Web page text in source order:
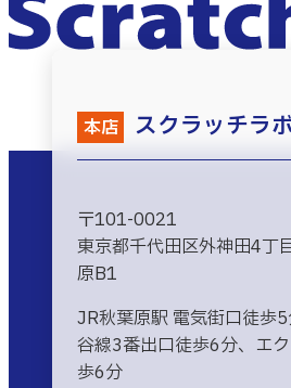
本店 スクラッチラ
〒101-0021
東京都千代田区外神田4丁
原B1
JR秋葉原駅 電気街口徒歩
谷線3番出口徒歩6分、エ
歩6分